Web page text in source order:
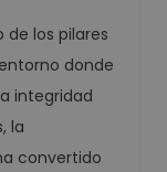
de los pilares
donde
integridad
la
convertido